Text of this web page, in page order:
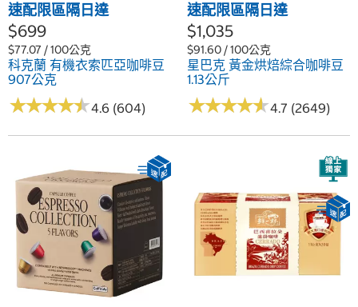
速配限區隔日達
$699
$77.07 / 100公克
科克蘭 有機衣索匹亞咖啡豆
907公克
★★★★★
★★★★★4.6 (604)
速配限區隔日達
$1,035
$91.60 / 100公克
星巴克 黃金烘焙綜合咖啡豆
1.13公斤
★★★★★
★★★★★4.7 (2649)